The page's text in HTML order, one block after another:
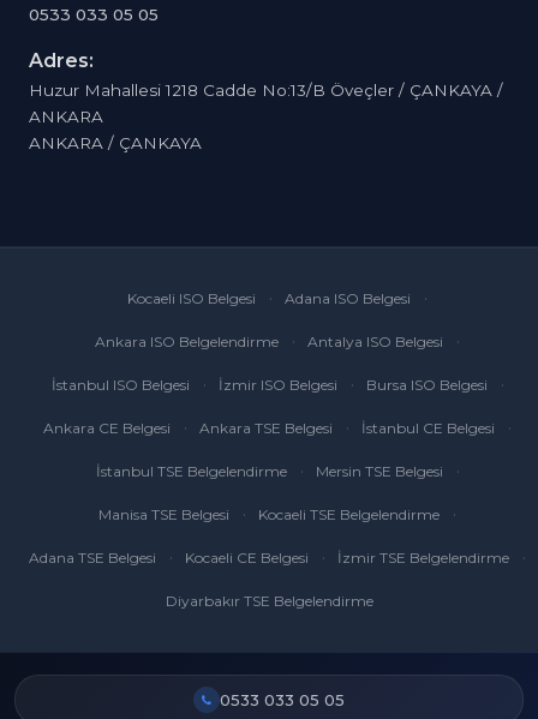
0533 033 05 05
Adres:
Huzur Mahallesi 1218 Cadde No:13/B Öveçler / ÇANKAYA /
ANKARA
ANKARA / ÇANKAYA
Kocaeli ISO Belgesi Adana ISO Belgesi
Ankara ISO Belgelendirme Antalya ISO Belgesi
İstanbul ISO Belgesi İzmir ISO Belgesi Bursa ISO Belgesi
Ankara CE Belgesi Ankara TSE Belgesi İstanbul CE Belgesi
İstanbul TSE Belgelendirme Mersin TSE Belgesi
Manisa TSE Belgesi Kocaeli TSE Belgelendirme
Adana TSE Belgesi Kocaeli CE Belgesi İzmir TSE Belgelendirme
Diyarbakır TSE Belgelendirme
0533 033 05 05